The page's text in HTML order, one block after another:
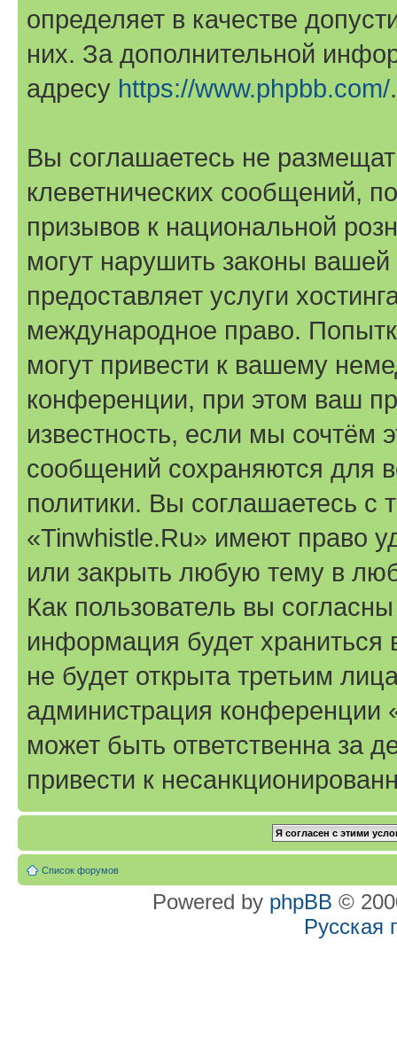
определяет в качестве
них. За дополнительной
адресу https://www.phpbb.com/.
Вы соглашаетесь не
клеветнических сообщений,
призывов к национальной
могут нарушить законы
предоставляет услуги
международное право.
могут привести к вашему
конференции, при этом ваш
известность, если мы сочтём
сообщений сохраняются для
политики. Вы соглашаетесь
«Tinwhistle.Ru» имеют право
или закрыть любую тему в
Как пользователь вы
информация будет
не будет открыта третьим
администрация конференции
может быть ответственна за
привести к
Список форумов
Powered by phpBB ©
Русская